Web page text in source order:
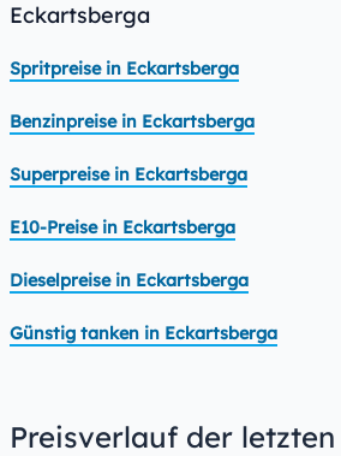
Eckartsberga
Spritpreise in Eckartsberga
Benzinpreise in Eckartsberga
Superpreise in Eckartsberga
E10-Preise in Eckartsberga
Dieselpreise in Eckartsberga
Günstig tanken in Eckartsberga
Preisverlauf der